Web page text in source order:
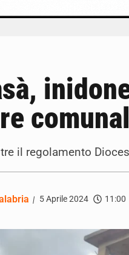
il regolamento
| 5 Aprile 2024 11:00